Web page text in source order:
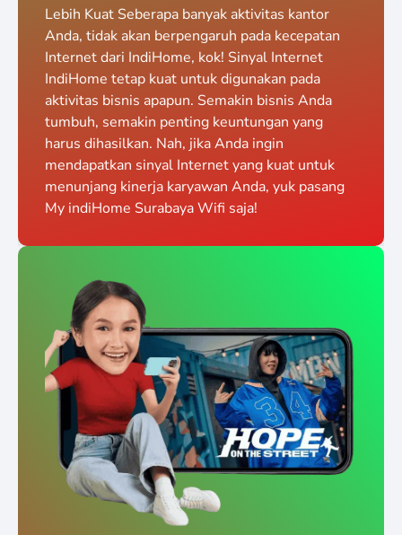
Lebih Kuat Seberapa banyak aktivitas kantor
Anda, tidak akan berpengaruh pada kecepatan
Internet dari IndiHome, kok! Sinyal Internet
IndiHome tetap kuat untuk digunakan pada
aktivitas bisnis apapun. Semakin bisnis Anda
tumbuh, semakin penting keuntungan yang
harus dihasilkan. Nah, jika Anda ingin
mendapatkan sinyal Internet yang kuat untuk
menunjang kinerja karyawan Anda, yuk pasang
My indiHome Surabaya Wifi saja!